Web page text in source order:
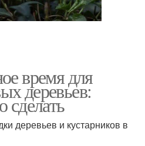
время для
деревьев:
сделать
деревьев и кустарников в